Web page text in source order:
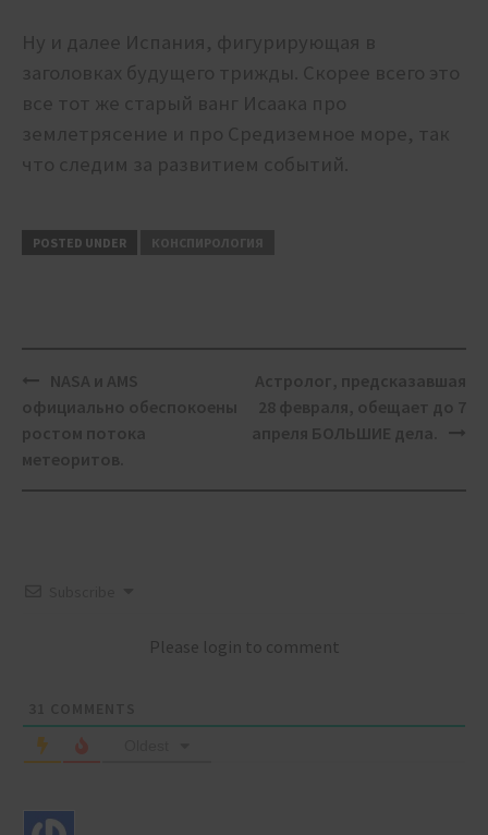
Ну и далее Испания, фигурирующая в
заголовках будущего трижды. Скорее всего это
все тот же старый ванг Исаака про
землетрясение и про Средиземное море, так
что следим за развитием событий.
POSTED UNDER КОНСПИРОЛОГИЯ
Post
Please login to comment